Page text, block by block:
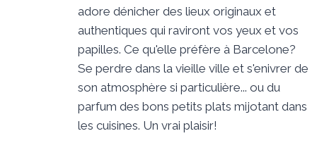
adore dénicher des lieux originaux et
authentiques qui raviront vos yeux et vos
papilles. Ce qu'elle préfère à Barcelone?
Se perdre dans la vieille ville et s'enivrer de
son atmosphère si particulière... ou du
parfum des bons petits plats mijotant dans
les cuisines. Un vrai plaisir!